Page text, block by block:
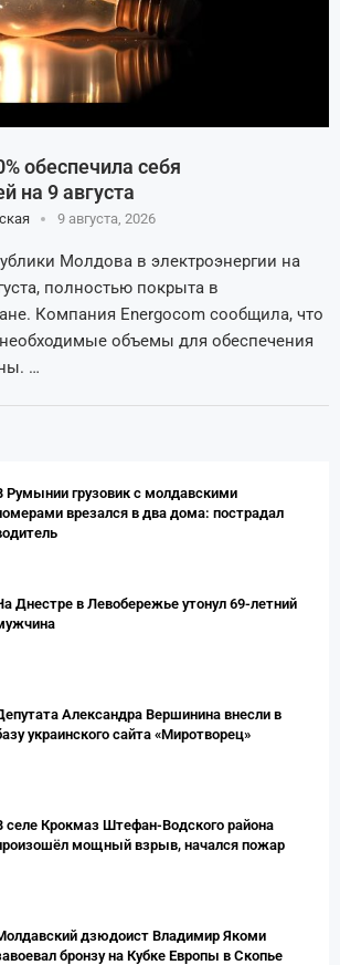
обеспечила себя
на 9 августа
9 августа, 2026
Молдова в электроэнергии на
полностью покрыта в
Компания Energocom сообщила, что
объемы для обеспечения
…
Румынии грузовик с молдавскими
врезался в два дома: пострадал
Днестре в Левобережье утонул 69-летний
Александра Вершинина внесли в
украинского сайта «Миротворец»
селе Крокмаз Штефан-Водского района
мощный взрыв, начался пожар
дзюдоист Владимир Якоми
бронзу на Кубке Европы в Скопье